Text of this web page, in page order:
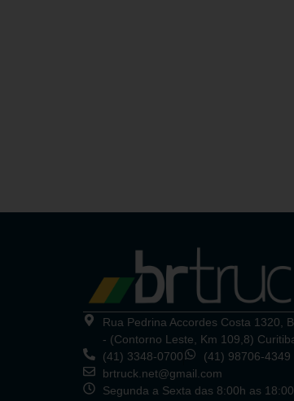
Rua Pedrina Accordes Costa 1320,
- (Contorno Leste, Km 109,8)
(41) 3348-0700
(41) 98706-4349
brtruck.net@gmail.com
Segunda a Sexta das 8:00h as